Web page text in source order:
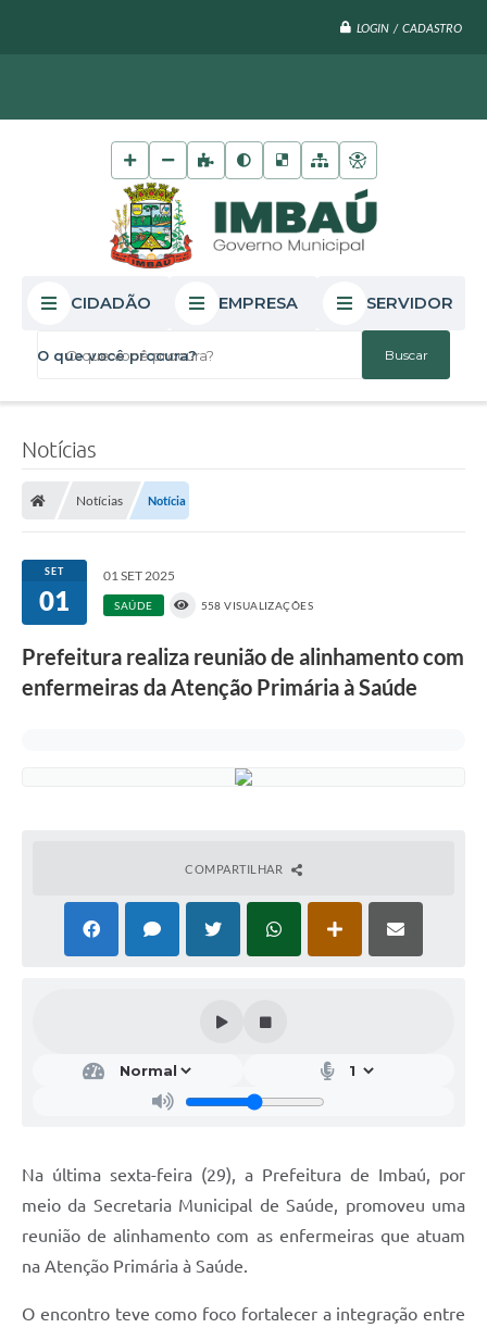
LOGIN / CADASTRO
O que você procura?
CIDADÃO EMPRESA SERVIDOR
Notícias
Notícias Notícia
SET
01
01 SET 2025
SAÚDE 558 VISUALIZAÇÕES
Prefeitura realiza reunião de alinhamento com
enfermeiras da Atenção Primária à Saúde
COMPARTILHAR
Na última sexta-feira (29), a Prefeitura de Imbaú, por
meio da Secretaria Municipal de Saúde, promoveu uma
reunião de alinhamento com as enfermeiras que atuam
na Atenção Primária à Saúde.
O encontro teve como foco fortalecer a integração entre